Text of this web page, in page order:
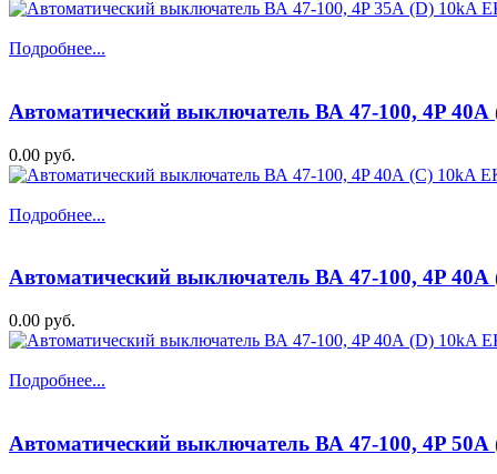
Подробнее...
Автоматический выключатель ВА 47-100, 4P
0.00 руб.
Подробнее...
Автоматический выключатель ВА 47-100, 4P
0.00 руб.
Подробнее...
Автоматический выключатель ВА 47-100, 4P